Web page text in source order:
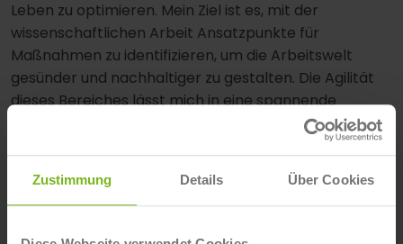
Zustimmung Details Über Cookies
Leben zu optimieren. Mein Ziel ist es, mit der
wissenschaftlichen Arbeit Ansatzpunkte für
Maßnahmen zu identifizieren, um die Arbeitswelt
gesünder und nachhaltiger zu gestalten. Die Agilität
dieses Bereiches lässt mich in eine spannende
Auf diesem Weg wünschen wir Angelina Heub alles
Gute und viel Erfolg!